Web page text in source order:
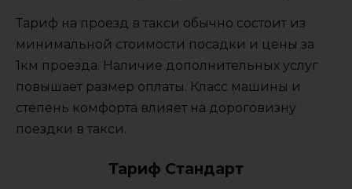
Тариф на проезд в такси обычно состоит из
минимальной стоимости посадки и цены за
1км проезда. Наличие дополнительных услуг
повышает размер оплаты. Класс машины и
степень комфорта влияет на дороговизну
поездки в такси.
Тариф Стандарт